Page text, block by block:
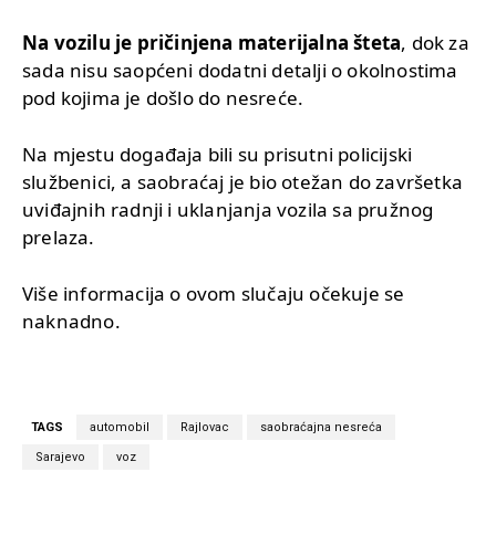
Na vozilu je pričinjena materijalna šteta, dok za
sada nisu saopćeni dodatni detalji o okolnostima
pod kojima je došlo do nesreće.
Na mjestu događaja bili su prisutni policijski
službenici, a saobraćaj je bio otežan do završetka
uviđajnih radnji i uklanjanja vozila sa pružnog
prelaza.
Više informacija o ovom slučaju očekuje se
naknadno.
TAGS automobil Rajlovac saobraćajna nesreća
Sarajevo voz